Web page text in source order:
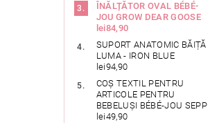
ÎNĂLȚĂTOR OVAL BÉBÉ-
JOU GROW DEAR GOOSE
lei84,90
SUPORT ANATOMIC BĂIȚĂ
LUMA - IRON BLUE
lei94,90
COȘ TEXTIL PENTRU
ARTICOLE PENTRU
BEBELUȘI BÉBÉ-JOU SEPP
lei49,90